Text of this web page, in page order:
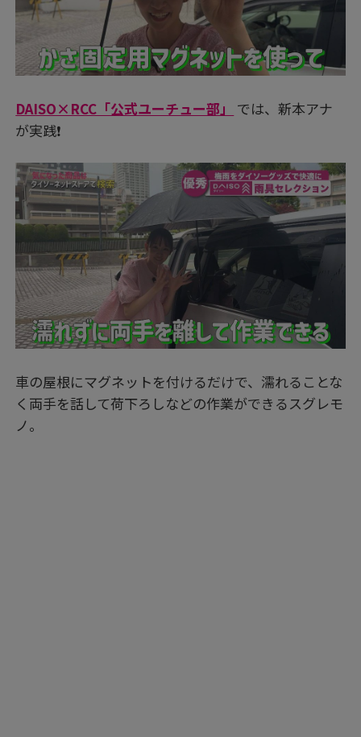
DAISO×RCC「公式ユーチュー部」
では、新本アナ
が実践❗
車の屋根にマグネットを付けるだけで、濡れることな
く両手を話して荷下ろしなどの作業ができるスグレモ
ノ。